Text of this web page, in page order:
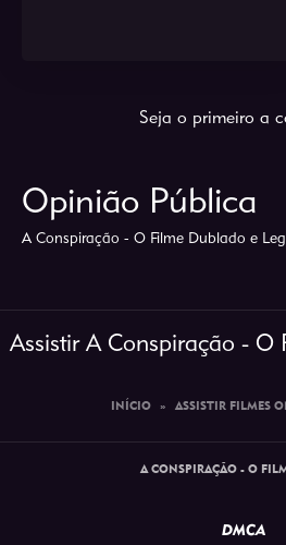
Seja o primeiro a
Opinião Pública
A Conspiração - O Filme Dublado e
Assistir A Conspiração - O
INÍCIO » ASSISTIR FILMES
A CONSPIRAÇÃO - O
DMCA